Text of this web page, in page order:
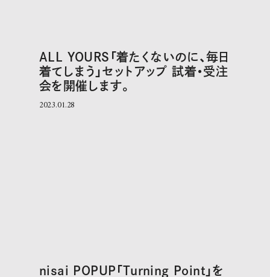
ALL YOURS「着たくないのに、毎日
着てしまう」セットアップ 試着・受注
会を開催します。
2023.01.28
nisai POPUP「Turning Point」を